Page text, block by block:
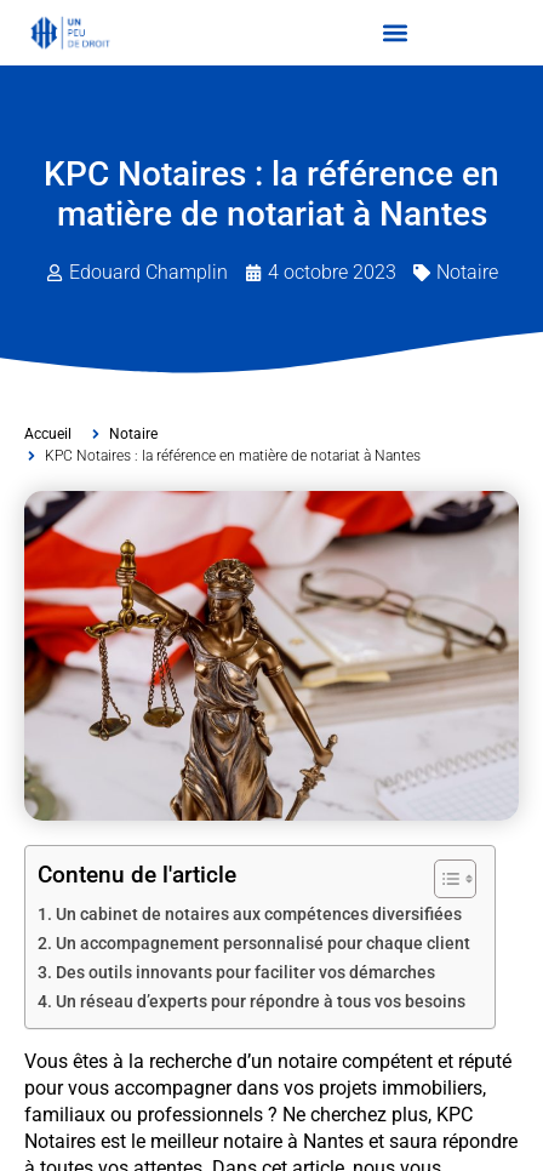
KPC Notaires : la référence en
matière de notariat à Nantes
Edouard Champlin 4 octobre 2023 Notaire
Accueil
Notaire
KPC Notaires : la référence en matière de notariat à Nantes
Contenu de l'article
Un cabinet de notaires aux compétences diversifiées
Un accompagnement personnalisé pour chaque client
Des outils innovants pour faciliter vos démarches
Un réseau d’experts pour répondre à tous vos besoins
Vous êtes à la recherche d’un notaire compétent et réputé
pour vous accompagner dans vos projets immobiliers,
familiaux ou professionnels ? Ne cherchez plus, KPC
Notaires est le meilleur notaire à Nantes et saura répondre